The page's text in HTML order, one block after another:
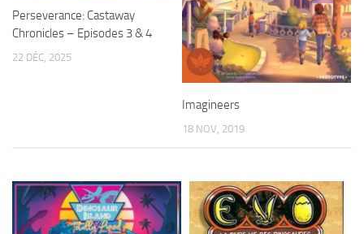
Perseverance: Castaway
Chronicles – Episodes 3 & 4
22 DÉC, 2025
Imagineers
18 NOV, 2019